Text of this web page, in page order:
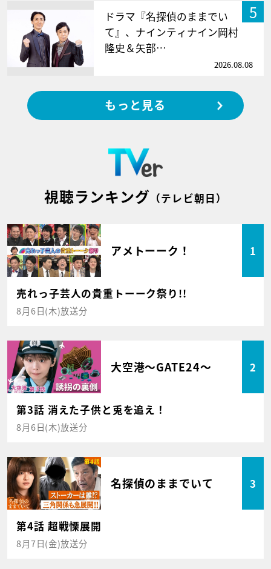
5
ドラマ『名探偵のままでい
て』、ナインティナイン岡村
隆史＆矢部…
2026.08.08
もっと見る
視聴ランキング （テレビ朝日）
アメトーーク！ 1
売れっ子芸人の貴重トーーク祭り!!
8月6日(木)放送分
大空港～GATE24～ 2
第3話 消えた子供と兎を追え！
8月6日(木)放送分
名探偵のままでいて 3
第4話 超戦慄展開
8月7日(金)放送分